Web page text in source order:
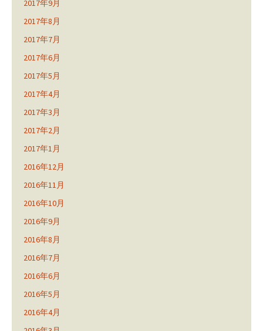
2017年9月
2017年8月
2017年7月
2017年6月
2017年5月
2017年4月
2017年3月
2017年2月
2017年1月
2016年12月
2016年11月
2016年10月
2016年9月
2016年8月
2016年7月
2016年6月
2016年5月
2016年4月